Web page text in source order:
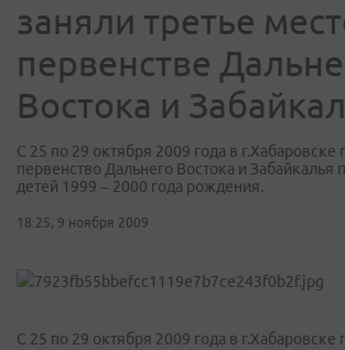
заняли третье
первенстве
Востока и
С 25 по 29 октября 2009 года в г.Хабаровске
первенство Дальнего Востока и Забайкалья
детей 1999 – 2000 года рождения.
18:25, 9 ноября 2009
С 25 по 29 октября 2009 года в г.Хабаровске